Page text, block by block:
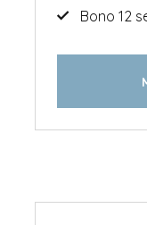
Bono 12